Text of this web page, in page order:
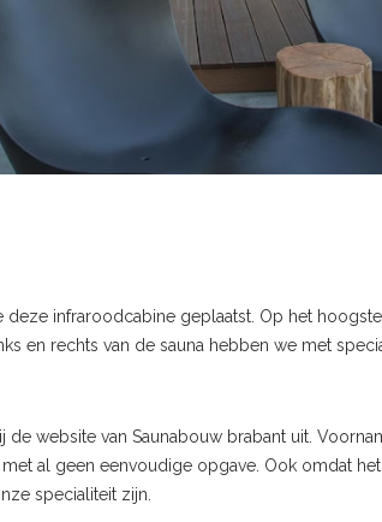
infraroodcabine geplaatst. Op het
en rechts van de sauna hebben we met
website van Saunabouw brabant uit.
al geen eenvoudige opgave. Ook omdat
specialiteit zijn.